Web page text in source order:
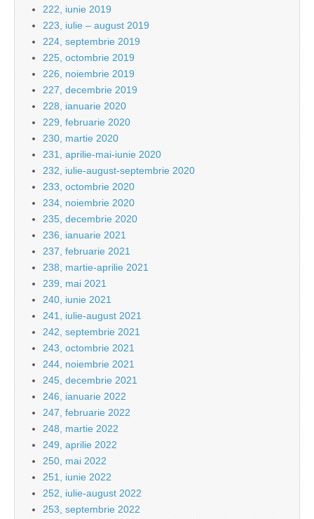
222, iunie 2019
223, iulie – august 2019
224, septembrie 2019
225, octombrie 2019
226, noiembrie 2019
227, decembrie 2019
228, ianuarie 2020
229, februarie 2020
230, martie 2020
231, aprilie-mai-iunie 2020
232, iulie-august-septembrie 2020
233, octombrie 2020
234, noiembrie 2020
235, decembrie 2020
236, ianuarie 2021
237, februarie 2021
238, martie-aprilie 2021
239, mai 2021
240, iunie 2021
241, iulie-august 2021
242, septembrie 2021
243, octombrie 2021
244, noiembrie 2021
245, decembrie 2021
246, ianuarie 2022
247, februarie 2022
248, martie 2022
249, aprilie 2022
250, mai 2022
251, iunie 2022
252, iulie-august 2022
253, septembrie 2022